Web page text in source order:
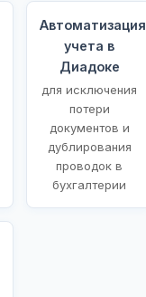
Автоматизация
учета в
Диадоке
для исключения
потери
документов и
дублирования
проводок в
бухгалтерии